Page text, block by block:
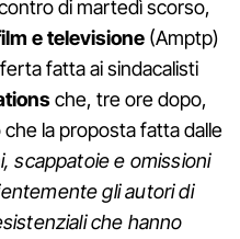
di martedì scorso,
e televisione (Amptp)
fatta ai sindacalisti
che, tre ore dopo,
la proposta fatta dalle
scappatoie e omissioni
gli autori di
che hanno